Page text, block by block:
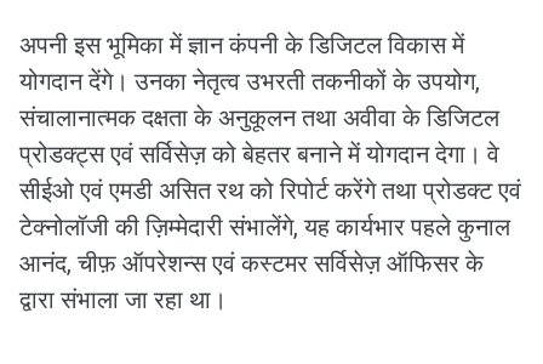
अपनी इस भूमिका में ज्ञान कंपनी के डिजिटल विकास में
योगदान देंगे। उनका नेतृत्व उभरती तकनीकों के उपयोग,
संचालानात्मक दक्षता के अनुकूलन तथा अवीवा के डिजिटल
प्रोडक्ट्स एवं सर्विसेज़ को बेहतर बनाने में योगदान देगा। वे
सीईओ एवं एमडी असित रथ को रिपोर्ट करेंगे तथा प्रोडक्ट एवं
टेक्नोलॉजी की ज़िम्मेदारी संभालेंगे, यह कार्यभार पहले कुनाल
आनंद, चीफ़ ऑपरेशन्स एवं कस्टमर सर्विसेज़ ऑफिसर के
द्वारा संभाला जा रहा था।